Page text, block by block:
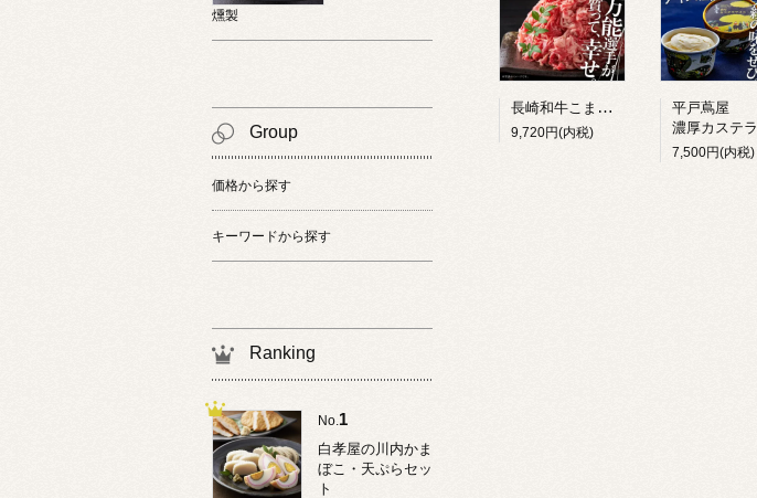
長崎和牛こま切れ 2kg
9,720円(内税)
平戸蔦屋
濃厚カステラアイス 12個入り
7,500円(内税)
燻製
Group
価格から探す
キーワードから探す
Ranking
No.1
白孝屋の川内かま
ぼこ・天ぷらセッ
ト